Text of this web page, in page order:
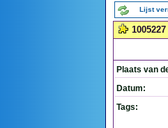
Lijst
1005227
Plaats van
Datum:
Tags: